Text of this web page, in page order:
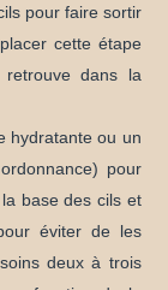
pour faire sortir
cette étape
dans la
hydratante ou un
pour
base des cils et
éviter de les
deux à trois